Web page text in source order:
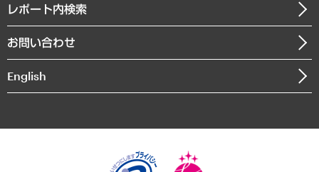
まちづくり・観光・交通・スポーツ・スマートシティ
自然資源・農林水産業・食料システム
沿革
組織図・本部部室紹介
インドネシア現地法人
個人情報保護方針
レポート内検索
お問い合わせ
English